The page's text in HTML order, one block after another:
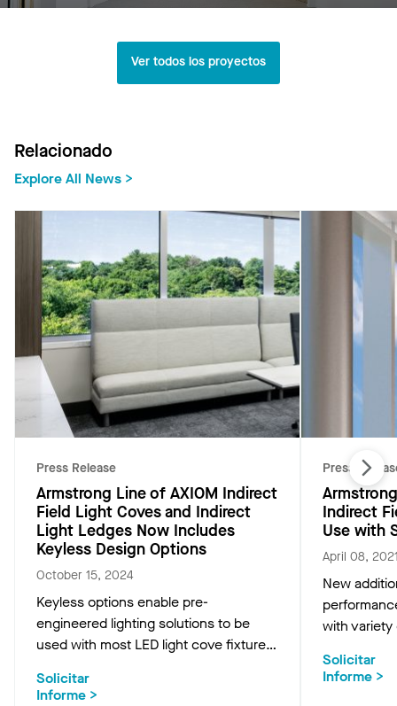
Ver todos los proyectos
Relacionado
Explore All News >
Press Release
Armstrong Line of AXIOM Indirect
Field Light Coves and Indirect
Light Ledges Now Includes
Keyless Design Options
October 15, 2024
Keyless options enable pre-
engineered lighting solutions to be
used with most LED light cove fixtures
Solicitar
Informe >
Press
Indirect
Use with
April 08,
New
with variety
ceilings.
Solicitar
Informe>